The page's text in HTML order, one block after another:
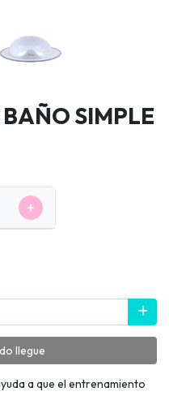
SIMPLE
+
llegue
a que el entrenamiento